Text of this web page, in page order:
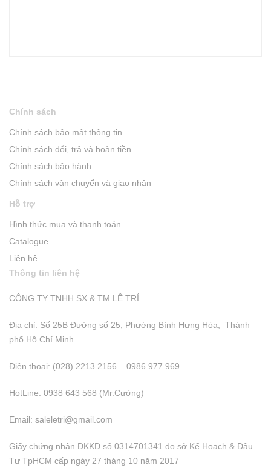
Chính sách
Chính sách bảo mật thông tin
Chính sách đổi, trả và hoàn tiền
Chính sách bảo hành
Chính sách vận chuyển và giao nhận
Hỗ trợ
Hình thức mua và thanh toán
Catalogue
Liên hệ
Thông tin liên hệ
CÔNG TY TNHH SX & TM LÊ TRÍ
Địa chỉ: Số 25B Đường số 25, Phường Bình Hưng Hòa, Thành
phố Hồ Chí Minh
Điện thoại: (028) 2213 2156 – 0986 977 969
HotLine: 0938 643 568 (Mr.Cường)
Email: saleletri@gmail.com
Giấy chứng nhận ĐKKD số 0314701341 do sở Kể Hoạch & Đầu
Tư TpHCM cấp ngày 27 tháng 10 năm 2017